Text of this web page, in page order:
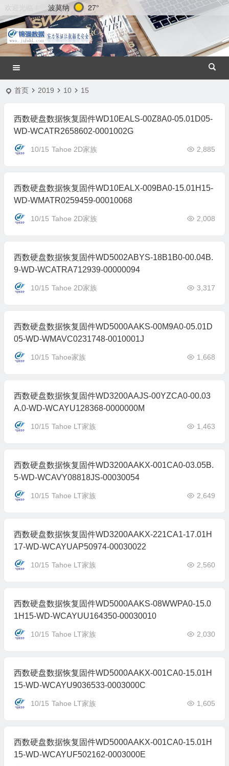
波莫纳 27°
首页 2019 10 15
西数硬盘数据恢复固件WD10EALS-00Z8A0-05.01D05-
WD-WCATR2658602-0001002G
10/15 Tahoe 2D家族 2,885
西数硬盘数据恢复固件WD10EALX-009BA0-15.01H15-
WD-WMATR0259459-00010068
10/15 Tahoe 2D家族 2,008
西数硬盘数据恢复固件WD5002ABYS-18B1B0-00.04B.
9-WD-WCATRA712939-00000094
10/15 Tahoe 2D家族 3,317
西数硬盘数据恢复固件WD5000AAKS-00M9A0-05.01D
05-WD-WMAVC0231748-0010001J
10/15 Tahoe家族 1,668
西数硬盘数据恢复固件WD3200AAJS-00YZCA0-00.03
A.0-WD-WCAYU128368-0000000M
10/15 Tahoe LT家族 1,463
西数硬盘数据恢复固件WD3200AAKX-001CA0-03.05B.
5-WD-WCAVY08818JS-00030054
10/15 Tahoe LT家族 2,649
西数硬盘数据恢复固件WD3200AAKX-221CA1-17.01H
17-WD-WCAYUAP50974-00030022
10/15 Tahoe LT家族 2,560
西数硬盘数据恢复固件WD5000AAKS-08WWPA0-15.0
1H15-WD-WCAYUU164350-00030010
10/15 Tahoe LT家族 2,030
西数硬盘数据恢复固件WD5000AAKX-001CA0-15.01H
15-WD-WCAYU9036533-0003000C
10/15 Tahoe LT家族 1,605
西数硬盘数据恢复固件WD5000AAKX-001CA0-15.01H
15-WD-WCAYUF502162-0003000E